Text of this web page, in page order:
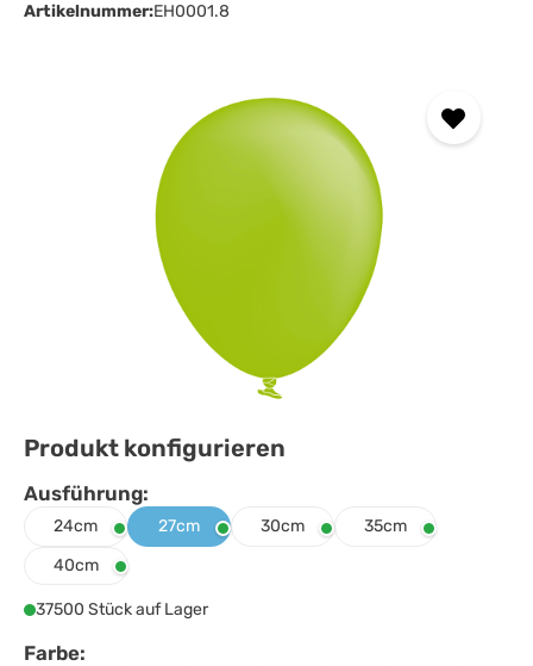
Artikelnummer:EH0001.8
Produkt konfigurieren
Ausführung:
Ausführung auswählen
24cm 27cm 30cm
35cm
40cm
37500 Stück auf Lager
Farbe: